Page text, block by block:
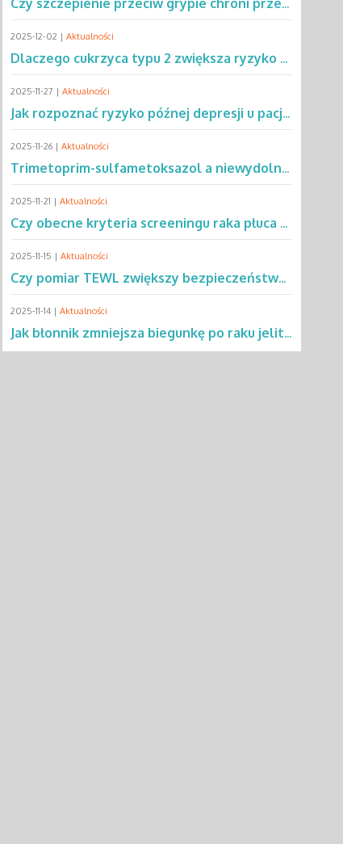
Czy szczepienie przeciw grypie chroni przed chorobą Parkinsona?
2025-12-02 | Aktualności
Dlaczego cukrzyca typu 2 zwiększa ryzyko gruźlicy? Poznaj mechanizmy
2025-11-27 | Aktualności
Jak rozpoznać ryzyko późnej depresji u pacjentów po leczeniu raka?
2025-11-26 | Aktualności
Trimetoprim-sulfametoksazol a niewydolność oddechowa – co mówią dane?
2025-11-21 | Aktualności
Czy obecne kryteria screeningu raka płuca wykluczają 2/3 pacjentów?
2025-11-15 | Aktualności
Czy pomiar TEWL zwiększy bezpieczeństwo testów alergicznych u dzieci?
2025-11-14 | Aktualności
Jak błonnik zmniejsza biegunkę po raku jelita grubego?